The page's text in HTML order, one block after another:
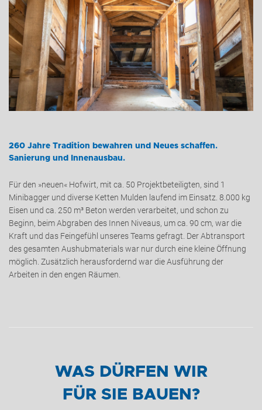
260 Jahre Tradition bewahren und Neues schaffen.
Sanierung und Innenausbau.
Für den »neuen« Hofwirt, mit ca. 50 Projektbeteiligten, sind 1
Minibagger und diverse Ketten Mulden laufend im Einsatz. 8.000 kg
Eisen und ca. 250 m³ Beton werden verarbeitet, und schon zu
Beginn, beim Abgraben des Innen Niveaus, um ca. 90 cm, war die
Kraft und das Feingefühl unseres Teams gefragt. Der Abtransport
des gesamten Aushubmaterials war nur durch eine kleine Öffnung
möglich. Zusätzlich herausfordernd war die Ausführung der
Arbeiten in den engen Räumen.
WAS DÜRFEN WIR
FÜR SIE BAUEN?